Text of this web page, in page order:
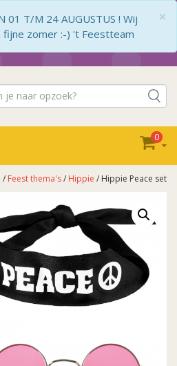
×
01 T/M 24 AUGUSTUS ! Wij
zomer :-) 't Feestteam
0
/ Feest thema's/ Hippie / Hippie Peace set